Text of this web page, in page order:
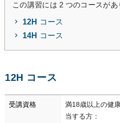
この講習には 2 つのコースがあ
12H コース
14H コース
12H コース
受講資格
満18歳以上の健
当する方：